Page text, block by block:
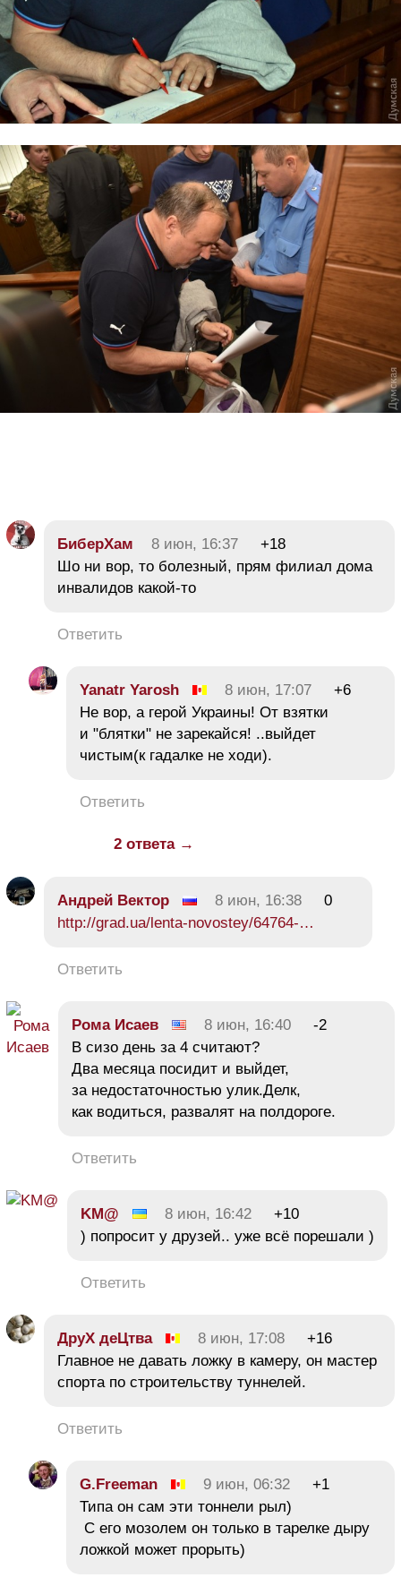
БиберХам 8 июн, 16:37
+18
Шо ни вор, то болезный, прям филиал дома
инвалидов какой-то
Ответить
Yanatr Yarosh 8 июн, 17:07
+6
Не вор, а герой Украины! От взятки
и "блятки" не зарекайся! ..выйдет
чистым(к гадалке не ходи).
Ответить
2 ответа →
Андрей Вектор 8 июн, 16:38
0
http://grad.ua/lenta-novostey/64764-…
Ответить
Рома Исаев 8 июн, 16:40
-2
В сизо день за 4 считают?
Два месяца посидит и выйдет,
за недостаточностью улик.Делк,
как водиться, развалят на полдороге.
Ответить
KM@ 8 июн, 16:42
+10
) попросит у друзей.. уже всё порешали )
Ответить
ДруХ деЦтва 8 июн, 17:08
+16
Главное не давать ложку в камеру, он мастер
спорта по строительству туннелей.
Ответить
G.Freeman 9 июн, 06:32
+1
Типа он сам эти тоннели рыл)
С его мозолем он только в тарелке дыру
ложкой может прорыть)